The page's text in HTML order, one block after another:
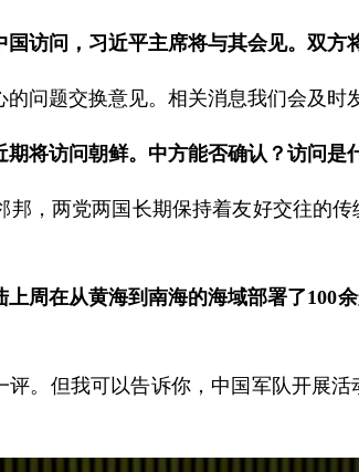
访问，习近平主席将与其会见。双方
问题交换意见。相关消息我们会及时
将访问朝鲜。中方能否确认？访问是
，两党两国长期保持着友好交往的
周在从黄海到南海的海域部署了100
评。但我可以告诉你，中国军队开展